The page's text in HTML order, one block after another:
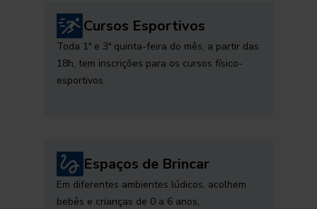
Cursos Esportivos
Toda 1ª e 3ª quinta-feira do mês, a partir das
18h, tem inscrições para os cursos físico-
esportivos
Espaços de Brincar
Em diferentes ambientes lúdicos, acolhem
bebês e crianças de 0 a 6 anos,